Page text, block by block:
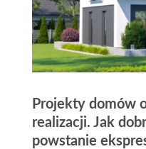
gospodarcze oblicze.
skomplikowany
spowity mgłą
ocen.
Projekty domów
realizacji. Jak
powstanie